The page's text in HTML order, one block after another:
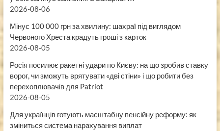
2026-08-06
Мінус 100 000 грн за хвилину: шахраї під виглядом
Червоного Хреста крадуть гроші з карток
2026-08-05
Росія посилює ракетні удари по Києву: на що зробив ставку
ворог, чи зможуть врятувати «дві стіни» і що робити без
перехоплювачів для Patriot
2026-08-05
Для українців готують масштабну пенсійну реформу: як
зміниться система нарахування виплат